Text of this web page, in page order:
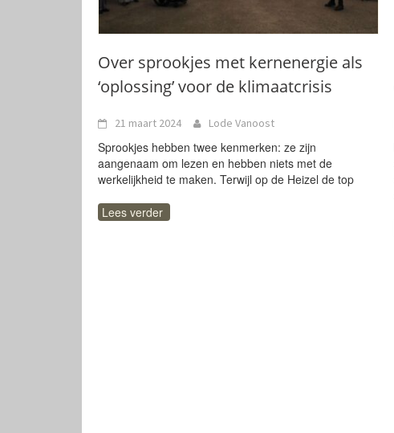
Over sprookjes met kernenergie als
‘oplossing’ voor de klimaatcrisis
21 maart 2024 Lode Vanoost
Sprookjes hebben twee kenmerken: ze zijn
aangenaam om lezen en hebben niets met de
werkelijkheid te maken. Terwijl op de Heizel de top
Lees verder